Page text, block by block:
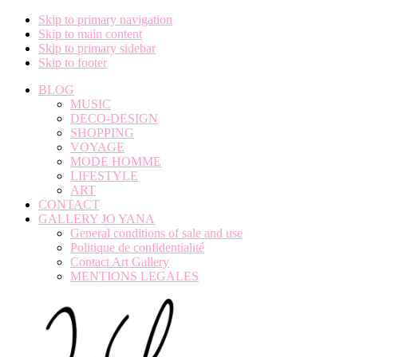
Skip to primary navigation
Skip to main content
Skip to primary sidebar
Skip to footer
BLOG
MUSIC
DECO-DESIGN
SHOPPING
VOYAGE
MODE HOMME
LIFESTYLE
ART
CONTACT
GALLERY JO YANA
General conditions of sale and use
Politique de confidentialité
Contact Art Gallery
MENTIONS LEGALES